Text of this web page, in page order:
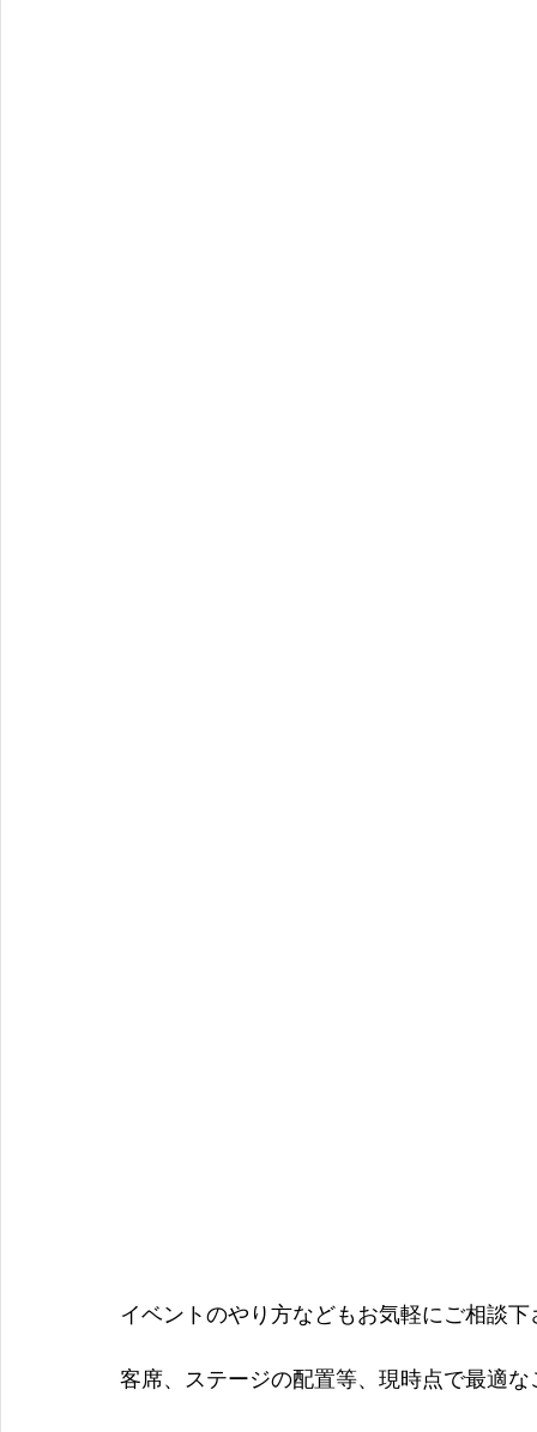
イベントのやり方などもお気軽にご相談下
客席、ステージの配置等、現時点で最適